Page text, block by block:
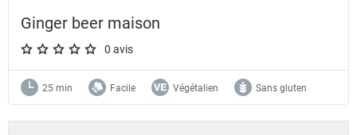
Ginger beer maison
A star rating of 0 out of 5.
0 avis
25 min Facile Végétalien Sans gluten